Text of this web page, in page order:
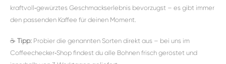
kraftvoll‑gewürztes Geschmackserlebnis bevorzugst – es gibt immer
den passenden Kaffee für deinen Moment.
☕ Tipp: Probier die genannten Sorten direkt aus – bei uns im
Coffeechecker‑Shop findest du alle Bohnen frisch geröstet und